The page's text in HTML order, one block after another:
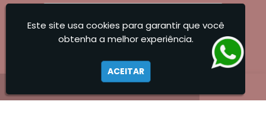
Sangoleti Odontologia - Estética Dental e
Este site usa cookies para garantir que você
obtenha a melhor experiência.
ACEITAR